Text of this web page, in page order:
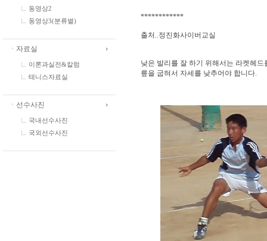
동영상2
동영상3(분류별)
ㆍ자료실
이론과실전&칼럼
테니스자료실
ㆍ선수사진
국내선수사진
국외선수사진
************
출처..정진화사이버교실
낮은 발리를 잘 하기 위해서는 라켓헤
릎을 굽혀서 자세를 낮추어야 합니다.